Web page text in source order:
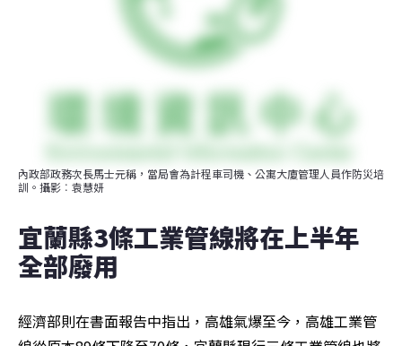
內政部政務次長馬士元稱，當局會為計程車司機、公寓大廈管理人員作防災培
訓。攝影︰袁慧妍
宜蘭縣3條工業管線將在上半年
全部廢用
經濟部則在書面報告中指出，高雄氣爆至今，高雄工業管